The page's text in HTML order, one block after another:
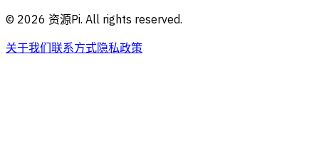
© 2026 资源Pi. All rights reserved.
关于我们联系方式隐私政策